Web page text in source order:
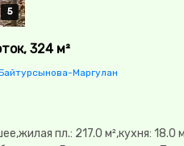
5
5
5
5
5
324 м²
Маргулан
пл.: 217.0 м²,кухня: 18.0